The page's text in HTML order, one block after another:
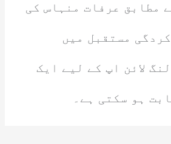
مطابق عرفات منہاس کی
مستقبل میں
لائن اپ کے لیے ایک
ہو سکتی ہے۔